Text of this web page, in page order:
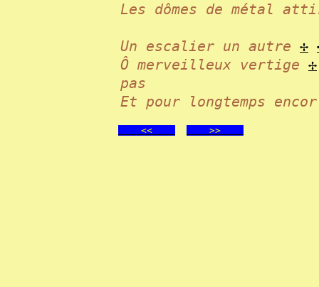
Les dômes de métal
Un escalier un autre ✢
Ô merveilleux vertige ✢
pas
Et pour longtemps
<< >>